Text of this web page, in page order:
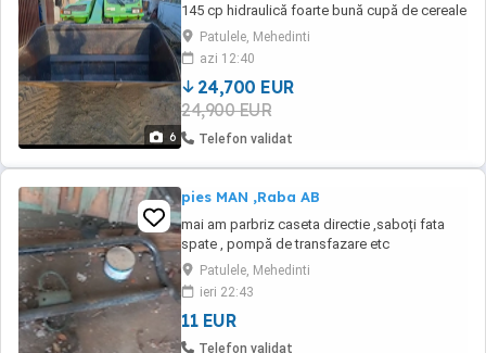
6
145 cp hidraulică foarte bună cupă de cereale
și furci de paleți
Patulele, Mehedinti
azi 12:40
24,700 EUR
24,900 EUR
Telefon validat
pies MAN ,Raba AB
mai am parbriz caseta directie ,saboți fata
spate , pompă de transfazare etc
Patulele, Mehedinti
ieri 22:43
11 EUR
Telefon validat